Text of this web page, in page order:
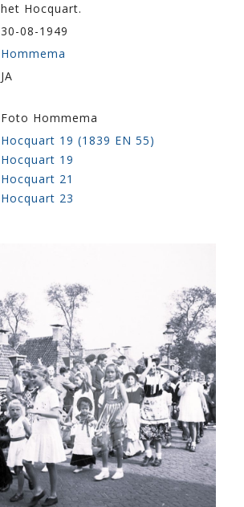
het Hocquart.
30-08-1949
Hommema
JA
Foto Hommema
Hocquart 19 (1839 EN 55)
Hocquart 19
Hocquart 21
Hocquart 23